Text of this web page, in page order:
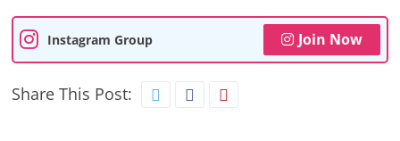
Instagram Group Join Now
Share This Post: